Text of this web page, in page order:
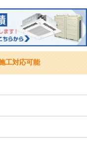
工対応可能